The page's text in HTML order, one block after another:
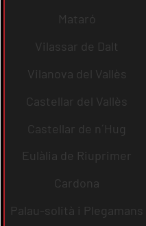
Mataró
Vilassar de Dalt
Vilanova del Vallès
Castellar del Vallès
Castellar de n´Hug
Eulàlia de Riuprimer
Cardona
Palau-solità i Plegamans